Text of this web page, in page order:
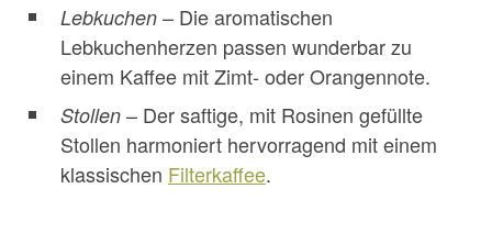
Lebkuchen – Die aromatischen
Lebkuchenherzen passen wunderbar zu
einem Kaffee mit Zimt- oder Orangennote.
Stollen – Der saftige, mit Rosinen gefüllte
Stollen harmoniert hervorragend mit einem
klassischen Filterkaffee.